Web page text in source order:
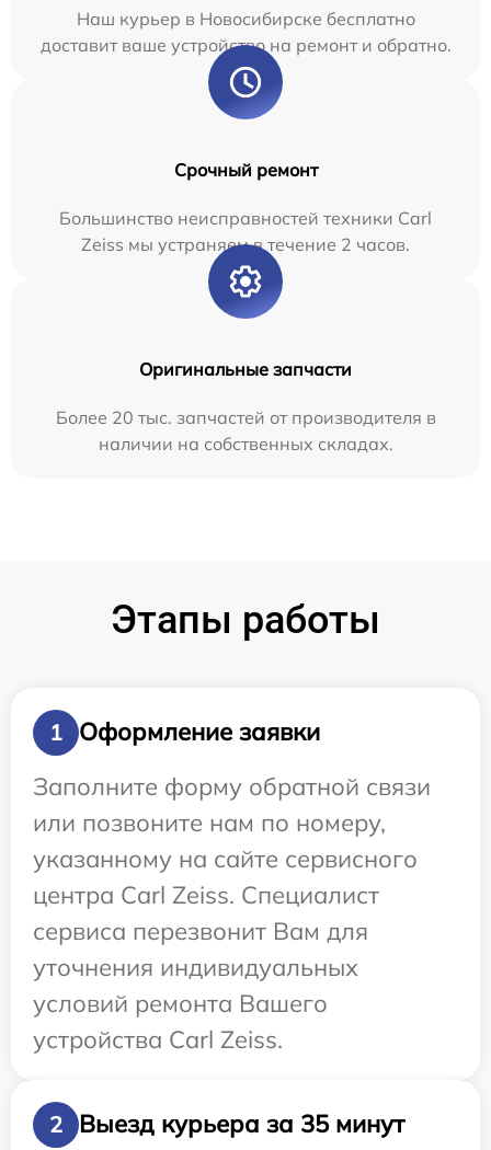
Наш курьер в Новосибирске бесплатно
доставит ваше устройство на ремонт и обратно.
Срочный ремонт
Большинство неисправностей техники Carl
Zeiss мы устраняем в течение 2 часов.
Оригинальные запчасти
Более 20 тыс. запчастей от производителя в
наличии на собственных складах.
Этапы работы
1
Оформление заявки
Заполните форму обратной связи
или позвоните нам по номеру,
указанному на сайте сервисного
центра Carl Zeiss. Специалист
сервиса перезвонит Вам для
уточнения индивидуальных
условий ремонта Вашего
устройства Carl Zeiss.
2 Выезд курьера за 35 минут